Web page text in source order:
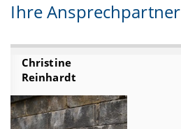
Ihre Ansprechpartner
Christine
Reinhardt